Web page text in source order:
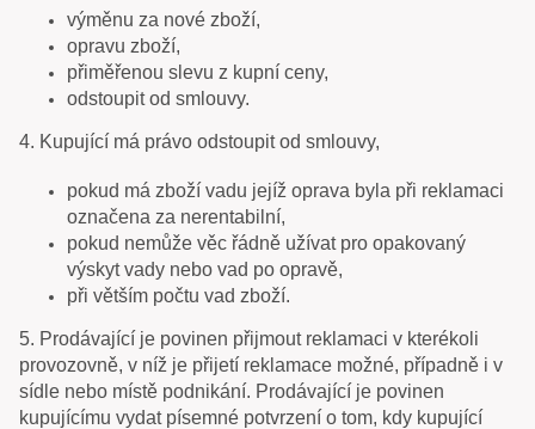
výměnu za nové zboží,
opravu zboží,
přiměřenou slevu z kupní ceny,
odstoupit od smlouvy.
4. Kupující má právo odstoupit od smlouvy,
pokud má zboží vadu jejíž oprava byla při reklamaci
označena za nerentabilní,
pokud nemůže věc řádně užívat pro opakovaný
výskyt vady nebo vad po opravě,
při větším počtu vad zboží.
5. Prodávající je povinen přijmout reklamaci v kterékoli
provozovně, v níž je přijetí reklamace možné, případně i v
sídle nebo místě podnikání. Prodávající je povinen
kupujícímu vydat písemné potvrzení o tom, kdy kupující